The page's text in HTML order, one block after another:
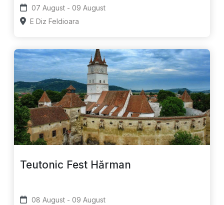
07 August - 09 August
E Diz Feldioara
Teutonic Fest Hărman
08 August - 09 August